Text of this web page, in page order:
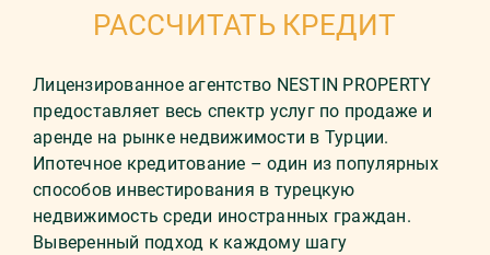
РАССЧИТАТЬ КРЕДИТ
Лицензированное агентство NESTIN PROPERTY
предоставляет весь спектр услуг по продаже и
аренде на рынке недвижимости в Турции.
Ипотечное кредитование – один из популярных
способов инвестирования в турецкую
недвижимость среди иностранных граждан.
Выверенный подход к каждому шагу